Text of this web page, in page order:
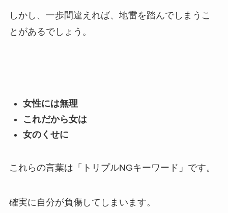
しかし、一歩間違えれば、地雷を踏んでしまうこ
とがあるでしょう。
女性には無理
これだから女は
女のくせに
これらの言葉は「トリプルNGキーワード」です。
確実に自分が負傷してしまいます。